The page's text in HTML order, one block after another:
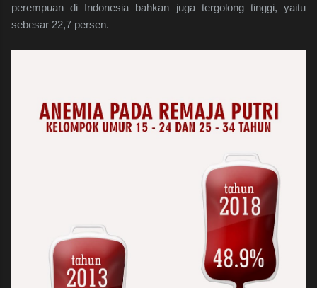
perempuan di Indonesia bahkan juga tergolong tinggi, yaitu
sebesar 22,7 persen.